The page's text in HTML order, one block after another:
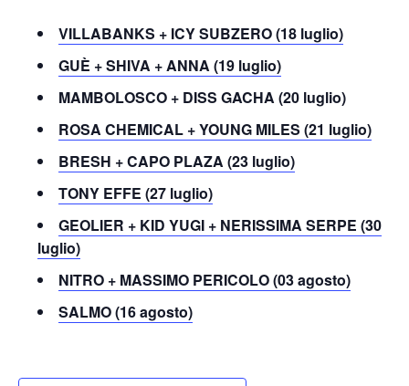
VILLABANKS + ICY SUBZERO (18 luglio)
GUÈ + SHIVA + ANNA (19 luglio)
MAMBOLOSCO + DISS GACHA (20 luglio)
ROSA CHEMICAL + YOUNG MILES (21 luglio)
BRESH + CAPO PLAZA (23 luglio)
TONY EFFE (27 luglio)
GEOLIER + KID YUGI + NERISSIMA SERPE (30
luglio)
NITRO + MASSIMO PERICOLO (03 agosto)
SALMO (16 agosto)